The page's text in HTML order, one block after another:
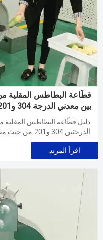
قطّاعة البطاطس المقلية من
بين معدني الدرجة 304 و201
دليل قطّاعة البطاطس المقلية
الدرجتين 304
الافتراضي, واختيار معدات
اقرأ المزيد